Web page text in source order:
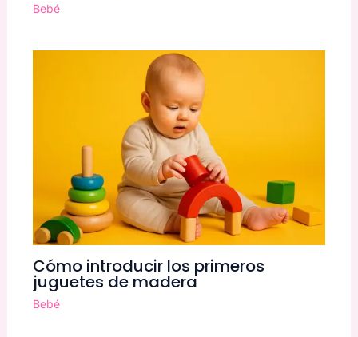
Bebé
Cómo introducir los primeros
juguetes de madera
Bebé